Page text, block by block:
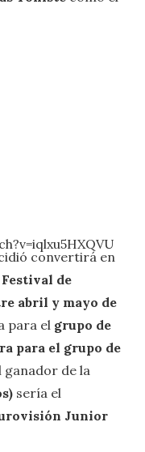
convertirá en
Festival de
abril y mayo de
para el grupo de
para el grupo de
ganador de la
sería el
Junior